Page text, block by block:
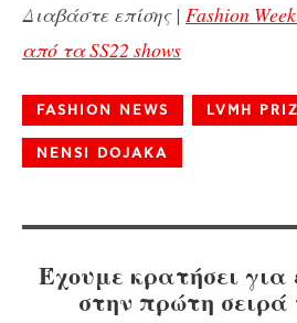
Διαβάστε επίσης | Fashion
από τα SS22 shows
FASHION NEWS LVMH
NENSI DOJAKA
Έχουμε κρατήσει για
στην πρώτη σειρά